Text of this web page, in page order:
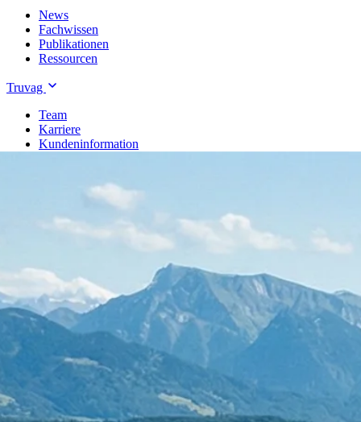
News
Fachwissen
Publikationen
Ressourcen
Truvag
Team
Karriere
Kundeninformation
Rechnungswesen
Personaladministration
Steuer & Recht
Abschlussberatung